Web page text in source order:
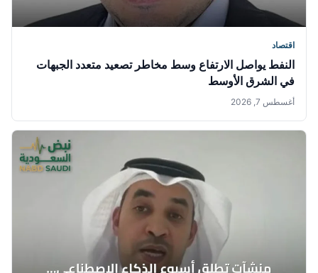
اقتصاد
النفط يواصل الارتفاع وسط مخاطر تصعيد متعدد الجبهات
في الشرق الأوسط
أغسطس 7, 2026